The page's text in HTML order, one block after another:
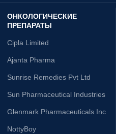
ОНКОЛОГИЧЕСКИЕ
ПРЕПАРАТЫ
Cipla Limited
Ajanta Pharma
Sunrise Remedies Pvt Ltd
Sun Pharmaceutical Industries
Glenmark Pharmaceuticals Inc
NottyBoy